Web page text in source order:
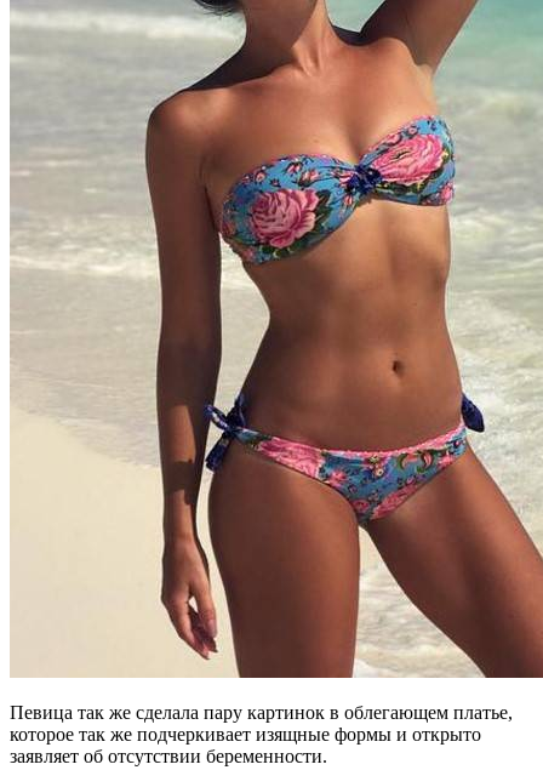
Певица так же сделала пару картинок в облегающем платье,
которое так же подчеркивает изящные формы и открыто
заявляет об отсутствии беременности.